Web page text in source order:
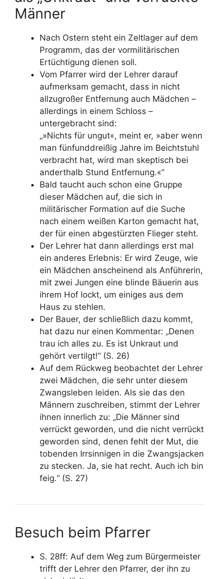
Männer
Nach Ostern steht ein Zeltlager auf dem
Programm, das der vormilitärischen
Ertüchtigung dienen soll.
Vom Pfarrer wird der Lehrer darauf
aufmerksam gemacht, dass in nicht
allzugroßer Entfernung auch Mädchen –
allerdings in einem Schloss –
untergebracht sind:
„»Nichts für ungut«, meint er, »aber wenn
man fünfunddreißig Jahre im Beichtstuhl
verbracht hat, wird man skeptisch bei
anderthalb Stund Entfernung.«“
Bald taucht auch schon eine Gruppe
dieser Mädchen auf, die sich in
militärischer Formation auf die Suche
nach einem weißen Karton gemacht hat,
der für einen abgestürzten Flieger steht.
Der Lehrer hat dann allerdings erst mal
ein anderes Erlebnis: Er wird Zeuge, wie
ein Mädchen anscheinend als Anführerin,
mit zwei Jungen eine blinde Bäuerin aus
ihrem Hof lockt, um einiges aus dem
Haus zu stehlen.
Der Bauer, der schließlich dazu kommt,
hat dazu nur einen Kommentar: „Denen
trau ich alles zu. Es ist Unkraut und
gehört vertilgt!“ (S. 26)
Auf dem Rückweg beobachtet der Lehrer
zwei Mädchen, die sehr unter diesem
Zwangsleben leiden. Als sie das den
Männern zuschreiben, stimmt der Lehrer
ihnen innerlich zu: „Die Männer sind
verrückt geworden, und die nicht verrückt
geworden sind, denen fehlt der Mut, die
tobenden Irrsinnigen in die Zwangsjacken
zu stecken. Ja, sie hat recht. Auch ich bin
feig.“ (S. 27)
Besuch beim Pfarrer
S. 28ff: Auf dem Weg zum Bürgermeister
trifft der Lehrer den Pfarrer, der ihn zu